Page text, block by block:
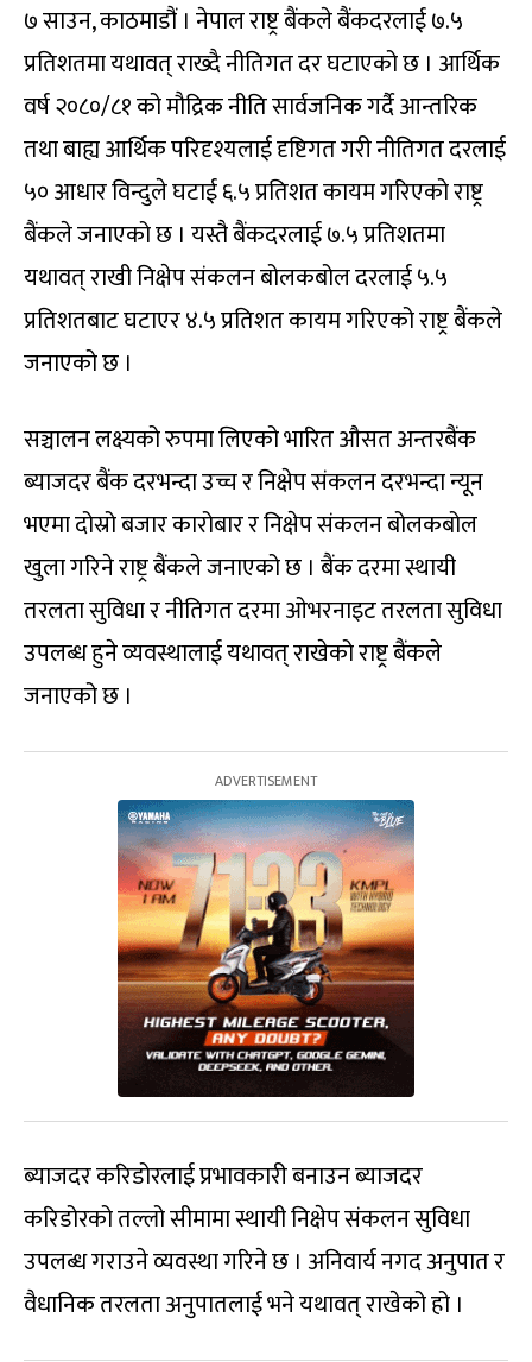
७ साउन, काठमाडौं । नेपाल राष्ट्र बैंकले बैंकदरलाई ७.५
प्रतिशतमा यथावत् राख्दै नीतिगत दर घटाएको छ । आर्थिक
वर्ष २०८०/८१ को मौद्रिक नीति सार्वजनिक गर्दै आन्तरिक
तथा बाह्य आर्थिक परिदृश्यलाई दृष्टिगत गरी नीतिगत दरलाई
५० आधार विन्दुले घटाई ६.५ प्रतिशत कायम गरिएको राष्ट्र
बैंकले जनाएको छ । यस्तै बैंकदरलाई ७.५ प्रतिशतमा
यथावत् राखी निक्षेप संकलन बोलकबोल दरलाई ५.५
प्रतिशतबाट घटाएर ४.५ प्रतिशत कायम गरिएको राष्ट्र बैंकले
जनाएको छ ।
सञ्चालन लक्ष्यको रुपमा लिएको भारित औसत अन्तरबैंक
ब्याजदर बैंक दरभन्दा उच्च र निक्षेप संकलन दरभन्दा न्यून
भएमा दोस्रो बजार कारोबार र निक्षेप संकलन बोलकबोल
खुला गरिने राष्ट्र बैंकले जनाएको छ । बैंक दरमा स्थायी
तरलता सुविधा र नीतिगत दरमा ओभरनाइट तरलता सुविधा
उपलब्ध हुने व्यवस्थालाई यथावत् राखेको राष्ट्र बैंकले
जनाएको छ ।
ब्याजदर करिडोरलाई प्रभावकारी बनाउन ब्याजदर
करिडोरको तल्लो सीमामा स्थायी निक्षेप संकलन सुविधा
उपलब्ध गराउने व्यवस्था गरिने छ । अनिवार्य नगद अनुपात र
वैधानिक तरलता अनुपातलाई भने यथावत् राखेको हो ।